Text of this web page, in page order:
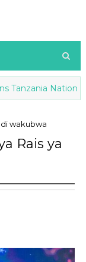
National
wakubwa
Rais ya